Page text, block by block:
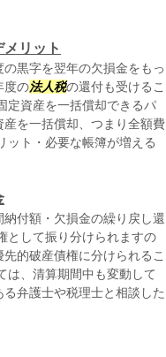
リット
黒字を翌年の欠損金をもっ
度の法人税の還付も受けるこ
定資産を一括償却できるパ
を一括償却、つまり全額費
ット・必要な帳簿が増える
付額・欠損金の繰り戻し還
として振り分けられますの
的破産債権に分けられるこ
は、清算期間中も変動して
弁護士や税理士と相談した